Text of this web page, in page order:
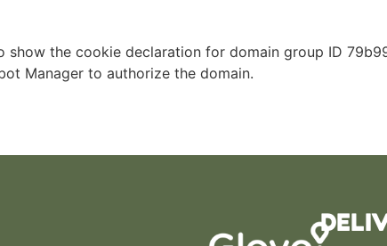
show the cookie declaration for domain group ID
Manager to authorize the domain.